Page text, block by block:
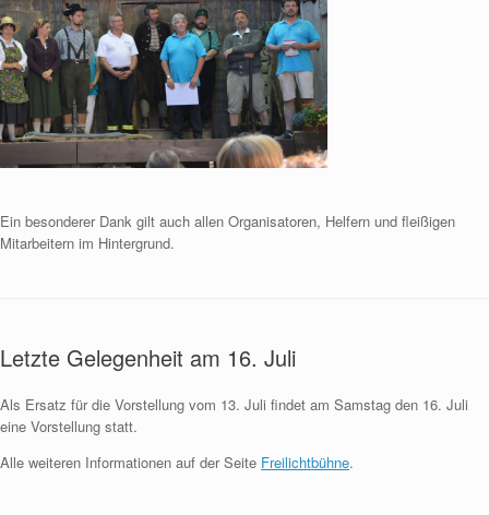
Ein besonderer Dank gilt auch allen Organisatoren, Helfern und fleißigen
Mitarbeitern im Hintergrund.
Letzte Gelegenheit am 16. Juli
Als Ersatz für die Vorstellung vom 13. Juli findet am Samstag den 16. Juli
eine Vorstellung statt.
Alle weiteren Informationen auf der Seite Freilichtbühne.